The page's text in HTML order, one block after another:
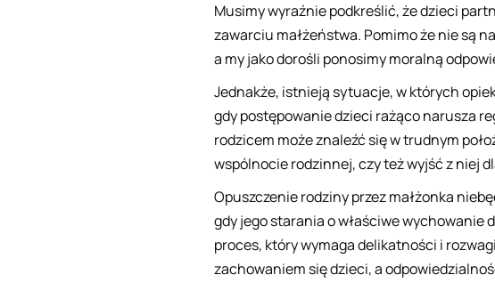
Musimy wyraźnie podkreślić, że dzieci
zawarciu małżeństwa. Pomimo że nie są
a my jako dorośli ponosimy moralną
Jednakże, istnieją sytuacje, w których
gdy postępowanie dzieci rażąco narusza
rodzicem może znaleźć się w trudnym
wspólnocie rodzinnej, czy też wyjść z niej
Opuszczenie rodziny przez małżonka
gdy jego starania o właściwe
proces, który wymaga delikatności i
zachowaniem się dzieci, a